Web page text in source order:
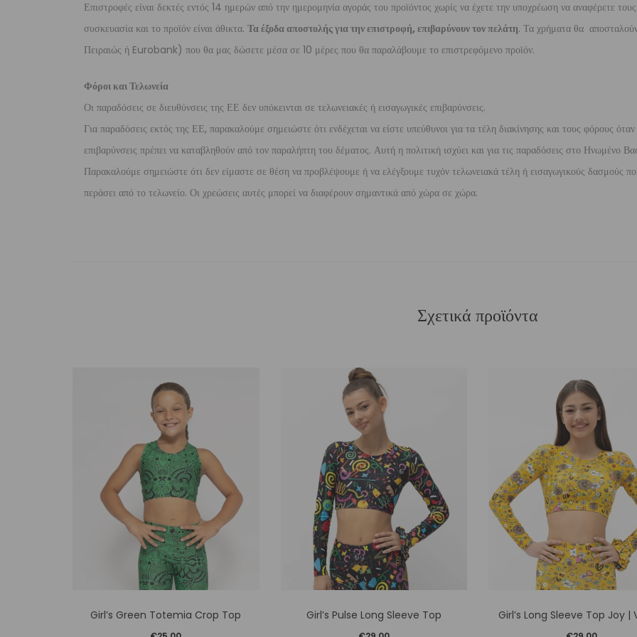
Επιστροφές είναι δεκτές εντός 14 ημερών από την ημερομηνία αγοράς του προϊόντος χωρίς να έχετε την υποχρέωση να αναφέρετε
συσκευασία και το προϊόν είναι άθικτα. Τα έξοδα αποστολής για την επιστροφή, επιβαρύνουν τον πελάτη. Τα χρήματα θα
Πειραιώς ή Eurobank) που θα μας δώσετε μέσα σε 10 μέρες που θα παραλάβουμε το επιστρεφόμενο προϊόν.
Φόροι και Τελωνεία
Οι παραδόσεις σε διευθύνσεις της ΕΕ δεν υπόκεινται σε τελωνειακές ή εισαγωγικές επιβαρύνσεις.
Για παραδόσεις εκτός της ΕΕ, παρακαλούμε σημειώστε ότι ενδέχεται να είστε υπεύθυνοι για τα τέλη διακίνησης και τους φόρους
επιβαρύνσεις πρέπει να καταβληθούν από τον παραλήπτη του δέματος. Αυτή η πολιτική ισχύει και για τις παραδόσεις στο Ηνωμένο
Παρακαλούμε σημειώστε ότι δεν είμαστε σε θέση να προβλέψουμε ή να ελέγξουμε τυχόν τελωνειακά τέλη ή εισαγωγικούς δασμούς
περάσει από το τελωνείο. Οι χρεώσεις αυτές μπορεί να διαφέρουν σημαντικά από χώρα σε χώρα.
Σχετικά προϊόντα
το
Girl’s Green Totemia Crop Top
το
Girl’s Pulse Long Sleeve Top
το
Girl’s Long Sleeve Top Joy |